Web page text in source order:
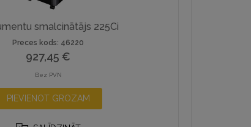
smalcinātājs 225Ci
Preces kods: 46220
927,45€
Bez PVN
PIEVIENOT GROZAM